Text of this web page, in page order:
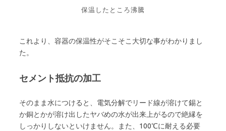
保温したところ沸騰
これより、容器の保温性がそこそこ大切な事がわかりまし
た。
セメント抵抗の加工
そのまま水につけると、電気分解でリード線が溶けて錫と
か銅とかが溶け出したヤバめの水が出来上がるので絶縁を
しっかりしないといけません。また、100℃に耐える必要